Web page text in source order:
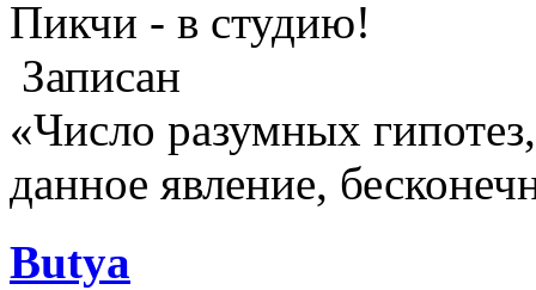
Пикчи - в студию!
Записан
«Число разумных
данное явление,
Butya